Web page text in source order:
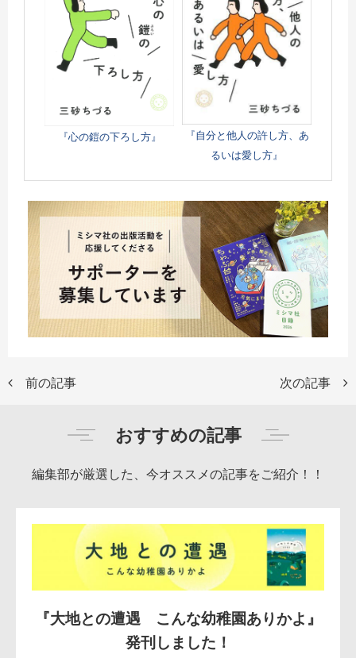
『心の鎧の下ろし方』
『自分と他人の許し方、あ
るいは愛し方』
前の記事 次の記事
おすすめの記事
編集部が厳選した、今オススメの記事をご紹介！！
『大地との遭遇 こんな幼稚園ありかよ』
発刊しました！